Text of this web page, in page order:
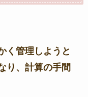
く管理しようと
り、計算の手間